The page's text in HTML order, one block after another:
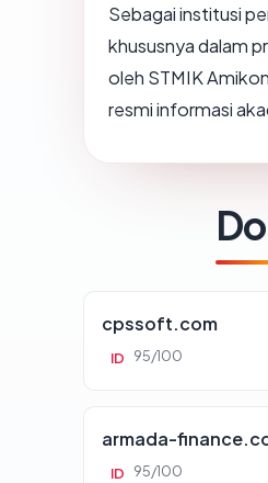
Sebagai institusi
khususnya dalam
oleh STMIK
resmi informasi
cpssoft.com
ID 95/100
armada-
ID 95/100